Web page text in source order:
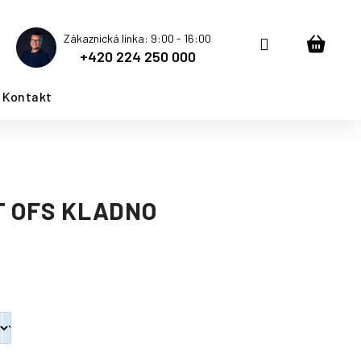
Zákaznická linka: 9:00 - 16:00
+420 224 250 000
Přihlášení
Kontakt
OFS KLADNO